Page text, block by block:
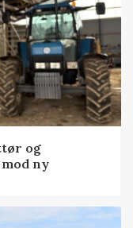
og
ny